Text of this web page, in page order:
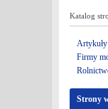
Katalog
Firmy
Strony